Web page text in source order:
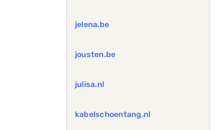
jelena.be
jousten.be
julisa.nl
kabelschoentang.nl